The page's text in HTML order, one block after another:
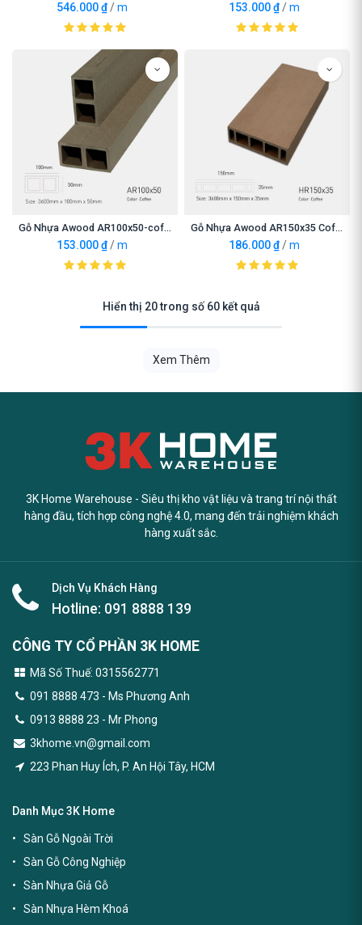
546.000₫ /m 153.000₫ /m
Gỗ Nhựa Awood AR100x50-coffee
153.000₫ /m
Gỗ Nhựa Awood AR150x35 Coffee
186.000₫ /m
Hiển thị 20 trong số 60 kết quả
Xem Thêm
3K Home Warehouse - Siêu thị kho vật liệu và trang trí nội thất
hàng đầu, tích hợp công nghệ 4.0, mang đến trải nghiệm khách
hàng xuất sắc.
Dịch Vụ Khách Hàng
Hotline: 091 8888 139
CÔNG TY CỔ PHẦN 3K HOME
Mã Số Thuế: 0315562771
091 8888 473 - Ms Phương Anh
0913 8888 23 - Mr Phong
3khome.vn@gmail.com
223 Phan Huy Ích, P. An Hội Tây, HCM
Danh Mục 3K Home
Sàn Gỗ Ngoài Trời
Sàn Gỗ Công Nghiệp
Sàn Nhựa Giả Gỗ
Sàn Nhựa Hèm Khoá